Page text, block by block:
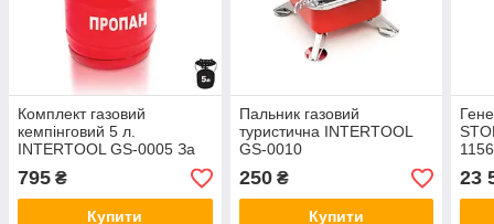
Комплект газовий
кемпінговий 5 л.
INTERTOOL GS-0005 За
795 ₴
Купити
Пальник газовий
туристична INTERTOOL
GS-0010
250₴
Купити
23